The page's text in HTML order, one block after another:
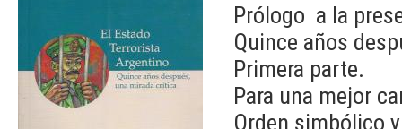
Prólogo a la
Quince años
Primera parte.
Para una mejor
Orden simbólico